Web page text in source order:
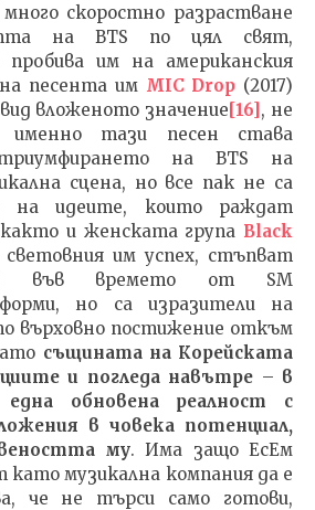
скоростно разрастване
на BTS по цял свят,
пробива им на американския
песента им MIC Drop (2017)
вложеното значение[16], не
именно тази песен става
на BTS на
сцена, но все пак не са
на идеите, които раждат
и женската група Black
световния им успех, стъпват
във времето от SM
но са изразители на
върховно постижение откъм
същината на Корейската
и погледа навътре – в
една обновена реалност с
в човека потенциал,
му. Има защо ЕсЕм
музикална компания да е
че не търси само готови,